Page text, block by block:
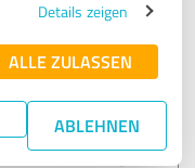
Details zeigen
ALLE ZULASSEN
ABLEHNEN
Empfehlung